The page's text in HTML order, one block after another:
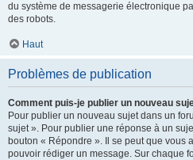
du système de messagerie électronique
des robots.
Haut
Problèmes de publication
Comment puis-je publier un nouveau
Pour publier un nouveau sujet dans un
sujet ». Pour publier une réponse à un
bouton « Répondre ». Il se peut que vous
pouvoir rédiger un message. Sur chaque